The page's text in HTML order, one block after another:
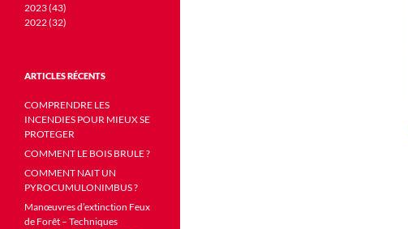
2023 (43)
2022 (32)
ARTICLES RÉCENTS
COMPRENDRE LES
INCENDIES POUR MIEUX SE
PROTEGER
COMMENT LE BOIS BRULE ?
COMMENT NAIT UN
PYROCUMULONIMBUS ?
Manœuvres d’extinction Feux
de Forêt – Techniques